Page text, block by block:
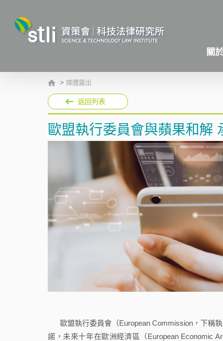
關
> 媒體露出
返回列表
歐盟執行委員會與蘋果和解
歐盟執行委員會（European Commission，下稱
諾，未來十年在歐洲經濟區（European Economic